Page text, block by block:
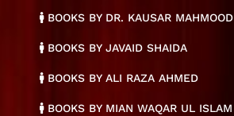
BOOKS BY DR. KAUSAR MAHMOOD
BOOKS BY JAVAID SHAIDA
BOOKS BY ALI RAZA AHMED
BOOKS BY MIAN WAQAR UL ISLAM